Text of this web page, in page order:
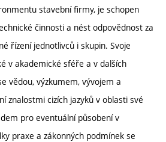
stavební firmy, je schopen
činnosti a nést odpovědnost za
řízení jednotlivců i skupin. Svoje
v akademické sféře a v dalších
vědou, výzkumem, vývojem a
znalostmi cizích jazyků v oblasti své
pro eventuální působení v
praxe a zákonných podmínek se